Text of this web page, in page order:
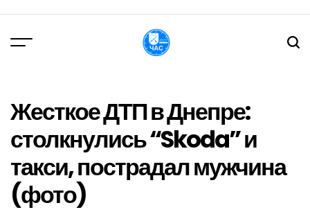
вмісту
Жесткое ДТП в Днепре:
столкнулись “Skoda” и
такси, пострадал мужчина
(фото)